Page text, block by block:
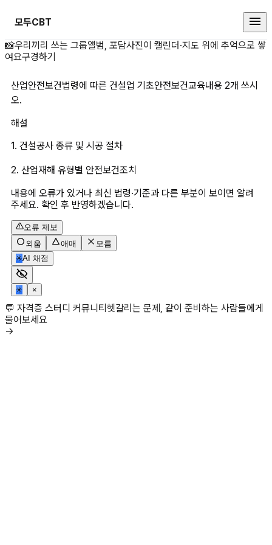
모두CBT
산업안전보건법령에 따른 건설업
📸우리끼리 쓰는 그룹앨범, 포담사진이 캘린더·지도 위에 추억으로 쌓
여요구경하기
산업안전보건법령에 따른 건설업 기초안전보건교육내용 2개 쓰시
오.
해설
1. 건설공사 종류 및 시공 절차
2. 산업재해 유형별 안전보건조치
내용에 오류가 있거나 최신 법령·기준과 다른 부분이 보이면 알려
주세요. 확인 후 반영하겠습니다.
오류 제보
외움
애매
모름
✳AI 채점
✳ ×
💬 자격증 스터디 커뮤니티헷갈리는 문제, 같이 준비하는 사람들에게
물어보세요
→